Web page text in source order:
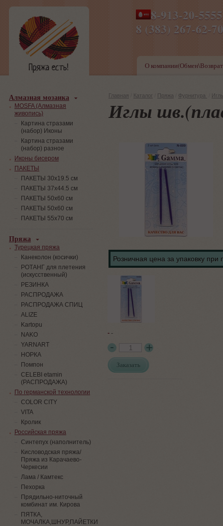
8-913-20-
8 (383) 267-
ПН-ПТ 8-17,СБ-ВС 9-
О
Главная Каталог Пряжа Фурнитура
Иглы
Розничная цена за упаковку при
--
Заказать
Алмазная мозаика
MOSFA (Алмазная
живопись)
Картина стразами
(набор) Иконы
Картина стразами
(набор) разное
Иконы бисером
ПАКЕТЫ
ПАКЕТЫ 30х19.5 см
ПАКЕТЫ 37х44.5 см
ПАКЕТЫ 50х60 см
ПАКЕТЫ 50х60 см
ПАКЕТЫ 55х70 см
Пряжа
Турецкая пряжа
Канеколон (косички)
РОТАНГ для плетения
(искусственный)
PЕЗИНКА
РАСПРОДАЖА
РАСПРОДАЖА СПИЦ
ALIZE
Kartopu
NAKO
YARNART
НОРКА
Помпон
СELEBI etamin
(РАСПРОДАЖА)
По германской технологии
COLOR CITY
VITA
Кролик
Российская пряжа
Синтепух (наполнитель)
Кисловодская пряжа/
Пряжа из Карачаево-
Черкесии
Лама / Камтекс
Пехорка
Прядильно-ниточный
комбинат им. Кирова
ПЯТКА,
МОЧАЛКА,ШНУР,ПАЙЕТКИ